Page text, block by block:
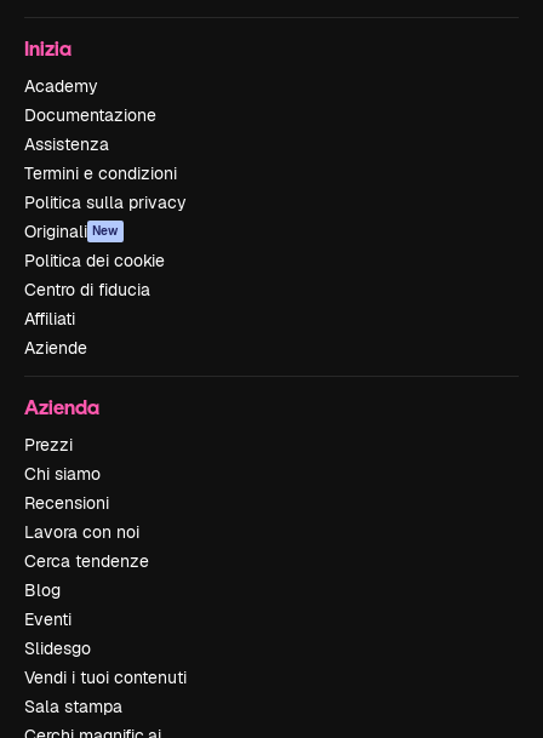
Inizia
Academy
Documentazione
Assistenza
Termini e condizioni
Politica sulla privacy
Originali New
Politica dei cookie
Centro di fiducia
Affiliati
Aziende
Azienda
Prezzi
Chi siamo
Recensioni
Lavora con noi
Cerca tendenze
Blog
Eventi
Slidesgo
Vendi i tuoi contenuti
Sala stampa